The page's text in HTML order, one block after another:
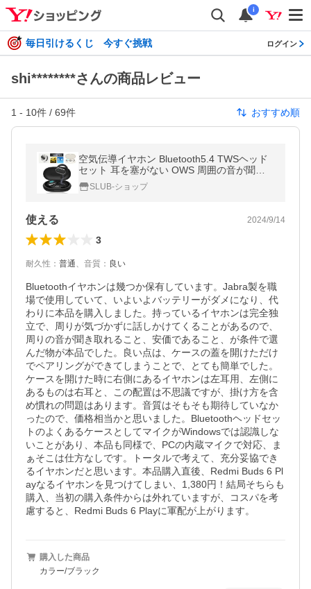
i
毎日引けるくじ 今すぐ挑戦 ログイン
shi********さんの商品レビュー
1 - 10件 / 69件 おすすめ順
空気伝導イヤホン Bluetooth5.4 TWSヘッド
セット 耳を塞がない OWS 周囲の音が聞こ
える 音漏れ低減 耳かけ式 角度調節可能 防水
【PL保険加入済み製品・安心】
SLUB-ショップ
使える 2024/9/14
3
耐久性 ： 普通、 音質 ： 良い
Bluetoothイヤホンは幾つか保有しています。Jabra製を職
場で使用していて、いよいよバッテリーがダメになり、代
わりに本品を購入しました。持っているイヤホンは完全独
立で、周りが気づかずに話しかけてくることがあるので、
周りの音が聞き取れること、安価であること、が条件で選
んだ物が本品でした。良い点は、ケースの蓋を開けただけ
でペアリングができてしまうことで、とても簡単でした。
ケースを開けた時に右側にあるイヤホンは左耳用、左側に
あるものは右耳と、この配置は不思議ですが、掛け方を含
め慣れの問題はあります。音質はそもそも期待していなか
ったので、価格相当かと思いました。Bluetoothヘッドセッ
トのよくあるケースとしてマイクがWindowsでは認識しな
いことがあり、本品も同様で、PCの内蔵マイクで対応、ま
ぁそこは仕方なしです。トータルで考えて、充分妥協でき
るイヤホンだと思います。本品購入直後、Redmi Buds 6 Pl
ayなるイヤホンを見つけてしまい、1,380円！結局そちらも
購入、当初の購入条件からは外れていますが、コスパを考
慮すると、Redmi Buds 6 Playに軍配が上がります。
購入した商品
カラー/ブラック